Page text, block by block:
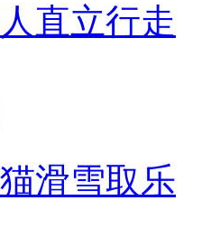
直立行走
滑雪取乐